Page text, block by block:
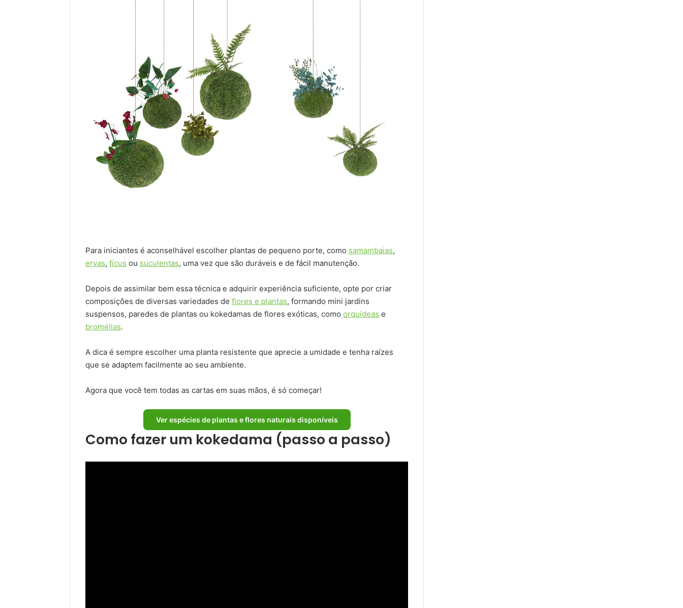
Para iniciantes é aconselhável escolher plantas de pequeno porte, como samambaias,
ervas, fícus ou suculentas, uma vez que são duráveis e de fácil manutenção.
Depois de assimilar bem essa técnica e adquirir experiência suficiente, opte por criar
composições de diversas variedades de flores e plantas, formando mini jardins
suspensos, paredes de plantas ou kokedamas de flores exóticas, como orquídeas e
bromélias.
A dica é sempre escolher uma planta resistente que aprecie a umidade e tenha raízes
que se adaptem facilmente ao seu ambiente.
Agora que você tem todas as cartas em suas mãos, é só começar!
Ver espécies de plantas e flores naturais disponíveis
Como fazer um kokedama (passo a passo)